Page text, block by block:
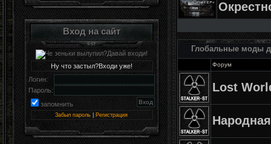
Вход на сайт
Ну что застыл?Входи уже!
Логин:
Пароль:
запомнить
Забыл пароль Регистрация
Глобальные моды
Форум
Lost